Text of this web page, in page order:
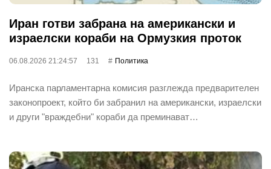
Иран готви забрана на американски и
израелски кораби на Ормузкия проток
06.08.2026 21:24:57 131 Политика
Иранска парламентарна комисия разглежда предварителен
законопроект, който би забранил на американски, израелски
и други "враждебни" кораби да преминават…